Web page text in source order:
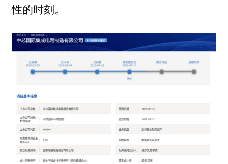
性的时刻。